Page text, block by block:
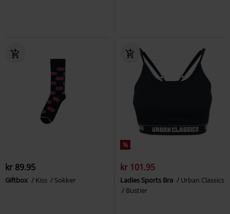
kr 89.95
Giftbox Kiss Sokker
%
kr 101.95
Ladies Sports Bra
Urban Classics
Bustier